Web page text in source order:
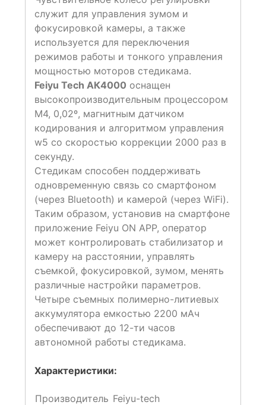
служит для управления зумом и
фокусировкой камеры, а также
используется для переключения
режимов работы и тонкого управления
мощностью моторов стедикама.
Feiyu Tech АК4000 оснащен
высокопроизводительным процессором
М4, 0,02º, магнитным датчиком
кодирования и алгоритмом управления
w5 со скоростью коррекции 2000 раз в
секунду.
Стедикам способен поддерживать
одновременную связь со смартфоном
(через Bluetooth) и камерой (через WiFi).
Таким образом, установив на смартфоне
приложение Feiyu ON APP, оператор
может контролировать стабилизатор и
камеру на расстоянии, управлять
съемкой, фокусировкой, зумом, менять
различные настройки параметров.
Четыре съемных полимерно-литиевых
аккумулятора емкостью 2200 мАч
обеспечивают до 12-ти часов
автономной работы стедикама.
Характеристики:
Производитель Feiyu-tech